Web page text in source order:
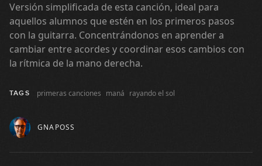
Versión simplificada de esta canción, ideal para
aquellos alumnos que estén en los primeros pasos
con la guitarra. Concentrándonos en aprender a
cambiar entre acordes y coordinar esos cambios con
la rítmica de la mano derecha.
TAGS primeras canciones maná rayando el sol
GNAPOSS
11:36
John Lennon - Imagine (simplificada)
09:54
Creedence Clearwater Revival -